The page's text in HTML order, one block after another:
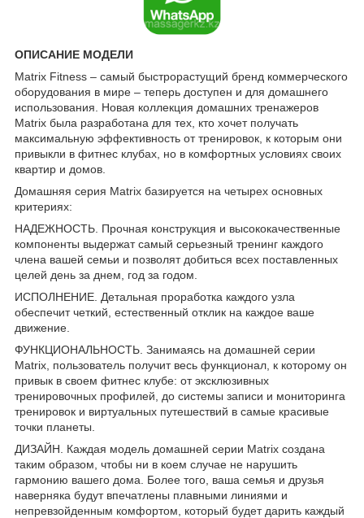
ОПИСАНИЕ МОДЕЛИ
Matrix Fitness – самый быстрорастущий бренд коммерческого
оборудования в мире – теперь доступен и для домашнего
использования. Новая коллекция домашних тренажеров
Matrix была разработана для тех, кто хочет получать
максимальную эффективность от тренировок, к которым они
привыкли в фитнес клубах, но в комфортных условиях своих
квартир и домов.
Домашняя серия Matrix базируется на четырех основных
критериях:
НАДЕЖНОСТЬ. Прочная конструкция и высококачественные
компоненты выдержат самый серьезный тренинг каждого
члена вашей семьи и позволят добиться всех поставленных
целей день за днем, год за годом.
ИСПОЛНЕНИЕ. Детальная проработка каждого узла
обеспечит четкий, естественный отклик на каждое ваше
движение.
ФУНКЦИОНАЛЬНОСТЬ. Занимаясь на домашней серии
Matrix, пользователь получит весь функционал, к которому он
привык в своем фитнес клубе: от эксклюзивных
тренировочных профилей, до системы записи и мониторинга
тренировок и виртуальных путешествий в самые красивые
точки планеты.
ДИЗАЙН. Каждая модель домашней серии Matrix создана
таким образом, чтобы ни в коем случае не нарушить
гармонию вашего дома. Более того, ваша семья и друзья
наверняка будут впечатлены плавными линиями и
непревзойденным комфортом, который будет дарить каждый